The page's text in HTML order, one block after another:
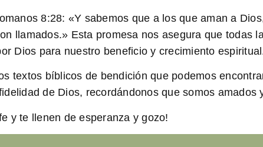
8:28: «Y sabemos que a los que aman a
llamados.» Esta promesa nos asegura que todas
Dios para nuestro beneficio y crecimiento
textos bíblicos de bendición que podemos
de Dios, recordándonos que somos amados
y te llenen de esperanza y gozo!